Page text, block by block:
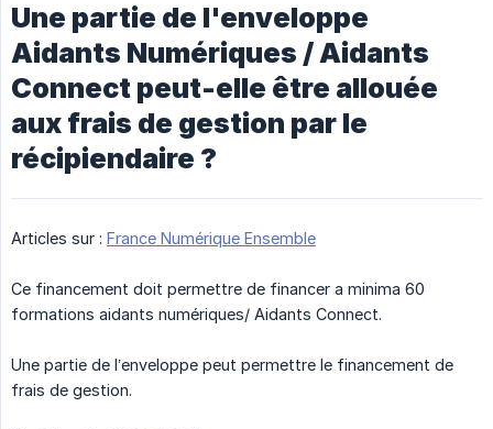
Une partie de l'enveloppe
Aidants Numériques / Aidants
Connect peut-elle être allouée
aux frais de gestion par le
récipiendaire ?
Articles sur : France Numérique Ensemble
Ce financement doit permettre de financer a minima 60
formations aidants numériques/ Aidants Connect.
Une partie de l’enveloppe peut permettre le financement de
frais de gestion.